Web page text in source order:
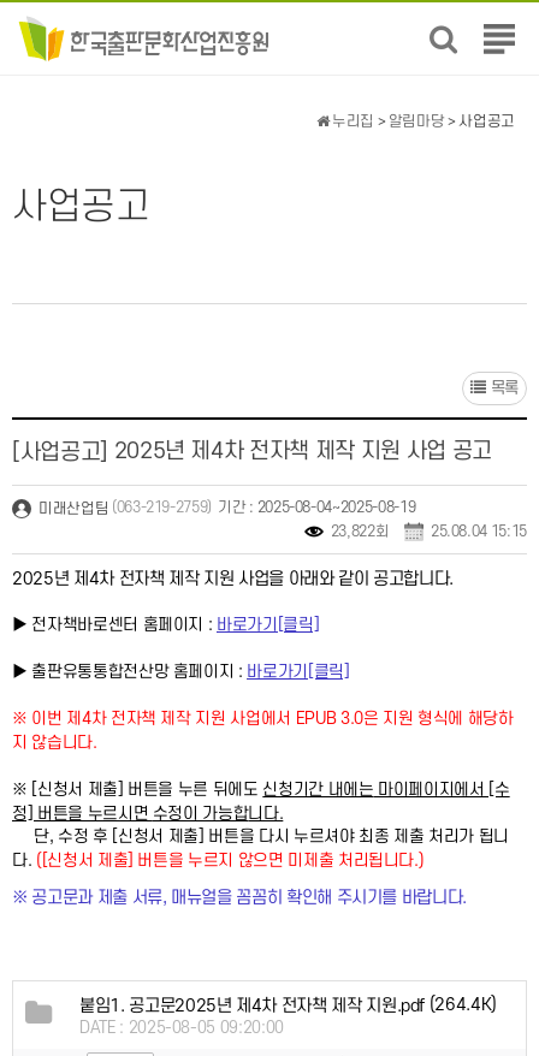
전
뉴
사업공고
누리집 > 알림마당 > 사업공고
목록
[사업공고] 2025년 제4차 전자책 제작 지원 사업 공고
미래산업팀 (063-219-2759) 기간 : 2025-08-04~2025-08-19
23,822회
25.08.04 15:15
2025년 제4차 전자책 제작 지원 사업을 아래와 같이 공고합니다.
▶ 전자책바로센터 홈페이지 : 바로가기[클릭]
▶ 출판유통통합전산망 홈페이지 : 바로가기[클릭]
※ 이번 제4차 전자책 제작 지원 사업에서 EPUB 3.0은 지원 형식에 해당하
지 않습니다.
※ [신청서 제출] 버튼을 누른 뒤에도 신청기간 내에는 마이페이지에서 [수
정] 버튼을 누르시면 수정이 가능합니다.
단, 수정 후 [신청서 제출] 버튼을 다시 누르셔야 최종 제출 처리 가 됩니
다. ([신청서 제출] 버튼을 누르지 않으면 미제출 처리됩니다.)
※ 공고문과 제출 서류, 매뉴얼을 꼼꼼히 확인해 주시기를 바랍니다.
붙임1. 공고문2025년 제4차 전자책 제작 지원.pdf (264.4K)
DATE : 2025-08-05 09:20:00